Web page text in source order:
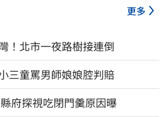
更多
！北市一夜路樹接連倒
三童罵男師娘娘腔判賠
府探視吃閉門羹原因曝